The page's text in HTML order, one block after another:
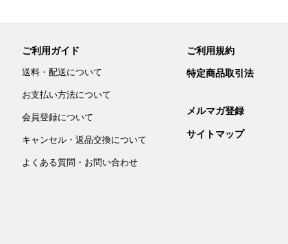
ご利用ガイド
送料・配送について
お支払い方法について
会員登録について
キャンセル・返品交換について
よくある質問・お問い合わせ
ご利用規約
特定商品取引法
メルマガ登録
サイトマップ